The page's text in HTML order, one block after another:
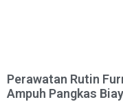
Perawatan Rutin
Ampuh Pangkas